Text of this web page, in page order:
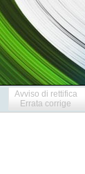
Avviso di rettifica
Errata corrige